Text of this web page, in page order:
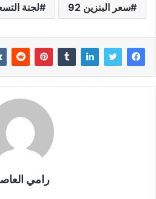
سعر البنزين 92 لجنة
رامي